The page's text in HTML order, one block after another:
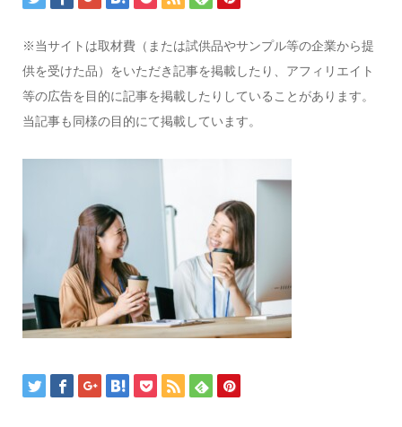
※当サイトは取材費（または試供品やサンプル等の企業から提
供を受けた品）をいただき記事を掲載したり、アフィリエイト
等の広告を目的に記事を掲載したりしていることがあります。
当記事も同様の目的にて掲載しています。